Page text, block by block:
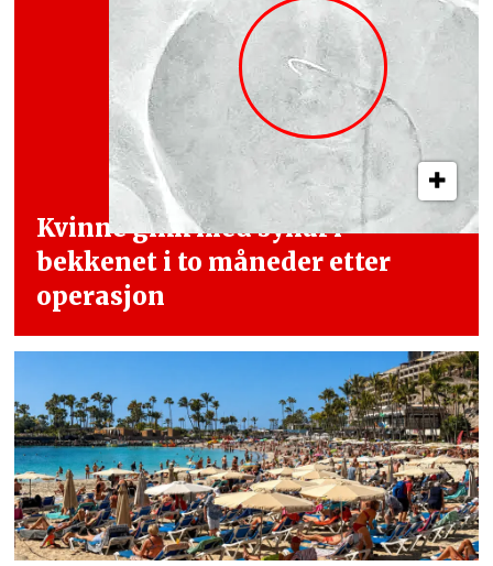
Kvinne gikk med synål i
bekkenet i to måneder etter
operasjon